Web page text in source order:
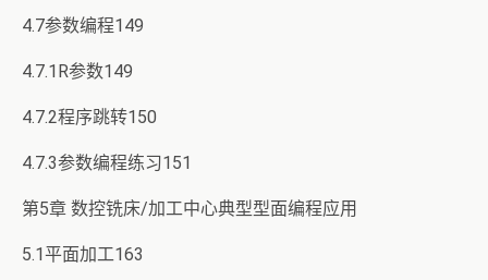
4.7参数编程149
4.7.1R参数149
4.7.2程序跳转150
4.7.3参数编程练习151
第5章 数控铣床/加工中心典型型面编程应用
5.1平面加工163